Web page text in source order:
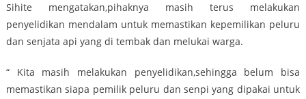
Sihite mengatakan,pihaknya masih terus melakukan
penyelidikan mendalam untuk memastikan kepemilikan peluru
dan senjata api yang di tembak dan melukai warga.
“ Kita masih melakukan penyelidikan,sehingga belum bisa
memastikan siapa pemilik peluru dan senpi yang dipakai untuk